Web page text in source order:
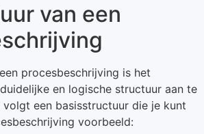
van een
procesbeschrijving is het
en logische structuur aan te
volgt een basisstructuur die je kunt
voorbeeld: